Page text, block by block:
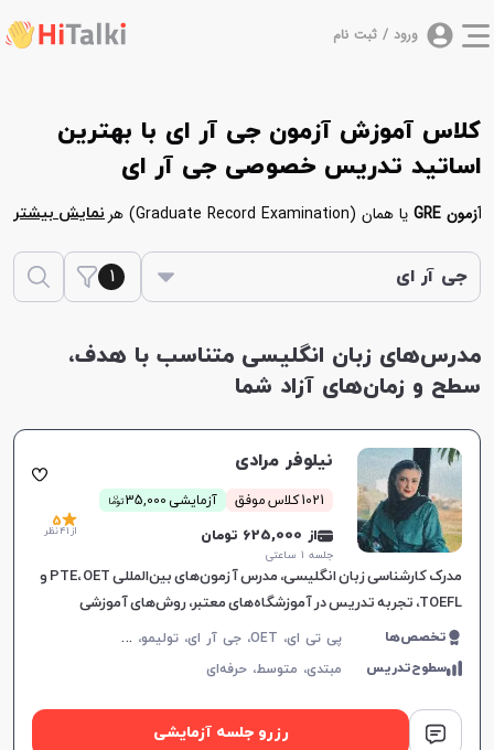
ورود / ثبت نام
کلاس آموزش آزمون جی آر ای با بهترین
اساتید تدریس خصوصی جی آر ای
آزمون GRE
یا همان (Graduate Record Examination) هر
نوبت برگزار می‌شود. مجموعه
افتخار این را دارد که
استادهای با تجربه ای را گردهم آورده که می‌توانند در گرفتن
این مدرک مهم کمک بسیار ارزنده ای به شما کنند. برای
شرکت درکلاس خصوصی آنلاین یا حضوری GRE
کافیست از
بین مدرس هایی که در ادامه آمده اند یکی را انتخاب کرده و
اقدام به رزرو کلاس نمایید.
نمایش بیشتر
جی آر ای 1
مدرس‌های زبان انگلیسی متناسب با هدف،
سطح و زمان‌های آزاد شما
نیلوفر مرادی
1021 کلاس موفق آزمایشی 35,000 توما
ن
از 625,000 تومان
جلسه ۱ ساعتی
5
از 41 نظر
مدرک کارشناسی زبان انگلیسی، مدرس آزمون‌های بین‌المللی PTE، OET و
TOEFL، تجربه تدریس در آموزشگاه‌های معتبر، روش‌های آموزشی
اختصاصی بر اساس شخصیت و سلیقه زبان‌آموز.
تخصص‌ها پ
ی تی ای، OET، جی آر ای، تولیمو، مکالمه زبان انگلیسی، زبان انگلیسی عمومی، گرامر زبان انگلیسی، زبان انگلیسی بریتیش، زبان انگلیسی آمریکایی، زبان انگلیسی کانادایی، زبان انگلیسی استرالیایی، زبان انگلیسی کنکور سراسری، زبان انگلیسی کنکور کاردانی، زبان انگلیسی هفتم دبیرستان، زبان انگلیسی هشتم دبیرستان، زبان انگلیسی نهم دبیرستان، زبان انگلیسی دهم دبیرستان، زبان انگلیسی یازدهم دبیرستان، زبان انگلیسی دوازدهم دبیرستان، زبان انگلیسی کودکان، تافل
سطوح‌تدریس مبتدی، متوسط،حرفه‌ای
رزرو جلسه آزمایشی